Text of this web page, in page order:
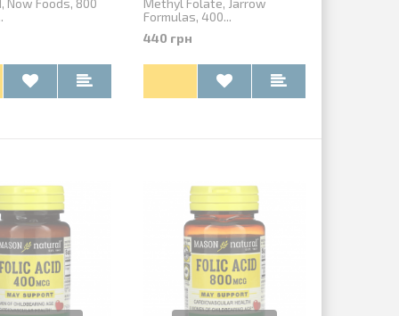
Formulas, 400...
440 грн